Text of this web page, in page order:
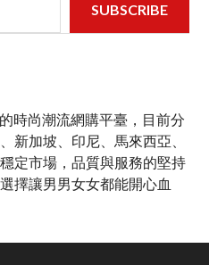
SUBSCRIBE
時尚潮流網購平臺，目前分
新加坡、印尼、馬來西亞、
定市場，品質與服務的堅持
擇讓男男女女都能開心血